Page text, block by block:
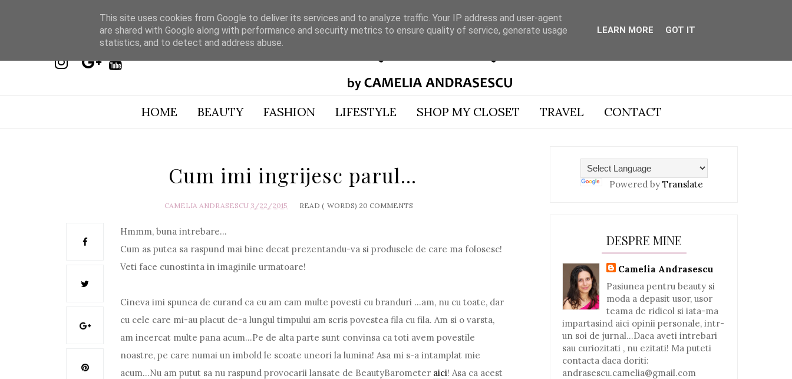
HOME BEAUTY FASHION LIFESTYLE SHOP MY CLOSET TRAVEL CONTACT
Cum imi ingrijesc parul...
CAMELIA ANDRASESCU 3/22/2015 READ ( WORDS) 20 COMMENTS
Hmmm, buna intrebare...
Cum as putea sa raspund mai bine decat prezentandu-va si produsele de care ma folosesc!
Veti face cunostinta in imaginile urmatoare!
Cineva imi spunea de curand ca eu am cam multe povesti cu branduri ...am, nu cu toate, dar
cu cele care mi-au placut de-a lungul timpului am scris povestea fila cu fila. Am si o varsta,
am incercat multe pana acum...Pe de alta parte sunt convinsa ca toti avem povestile
noastre, pe care numai un imbold le scoate uneori la lumina! Asa mi s-a intamplat mie
acum...Nu am putut sa nu raspund provocarii lansate de BeautyBarometer aici! Asa ca acest
Powered by Translate
DESPRE MINE
Camelia Andrasescu
Pasiunea pentru beauty si
moda a depasit usor, usor
teama de ridicol si iata-ma
impartasind aici opinii personale, intr-
un soi de jurnal...Daca aveti intrebari
sau curiozitati , nu ezitati! Ma puteti
contacta daca doriti:
andrasescu.camelia@gmail.com
This site uses cookies from Google to deliver its services and to analyze traffic. Your IP address and user-agent
are shared with Google along with performance and security metrics to ensure quality of service, generate usage
statistics, and to detect and address abuse.
LEARN MORE GOT IT